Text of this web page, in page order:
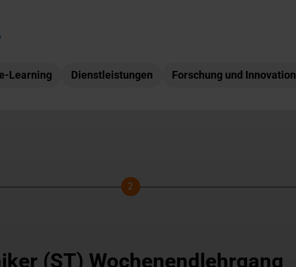
e-Learning Dienstleistungen Forschung und Innovation
Schritt
2
(ST) Wochenendlehrgang